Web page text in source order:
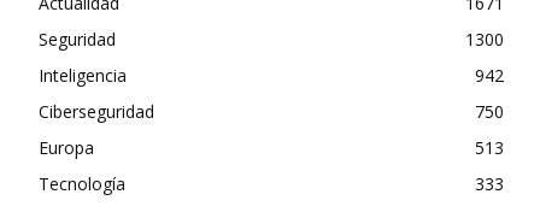
Seguridad
1300
Inteligencia
942
Ciberseguridad
750
Europa
513
Tecnología
333